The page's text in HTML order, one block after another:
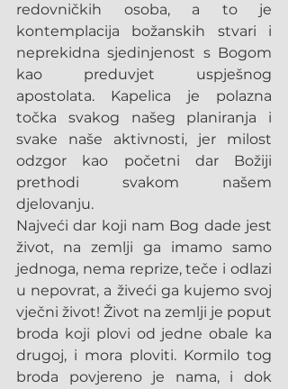
redovničkih osoba, a to je
kontemplacija božanskih stvari i
neprekidna sjedinjenost s Bogom
kao preduvjet uspješnog
apostolata. Kapelica je polazna
točka svakog našeg planiranja i
svake naše aktivnosti, jer milost
odzgor kao početni dar Božiji
prethodi svakom našem
djelovanju.
Najveći dar koji nam Bog dade jest
život, na zemlji ga imamo samo
jednoga, nema reprize, teče i odlazi
u nepovrat, a živeći ga kujemo svoj
vječni život! Život na zemlji je poput
broda koji plovi od jedne obale ka
drugoj, i mora ploviti. Kormilo tog
broda povjereno je nama, i dok